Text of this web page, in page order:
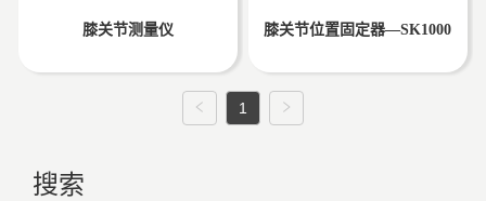
膝关节测量仪 膝关节位置固定器—SK1000
1
搜索